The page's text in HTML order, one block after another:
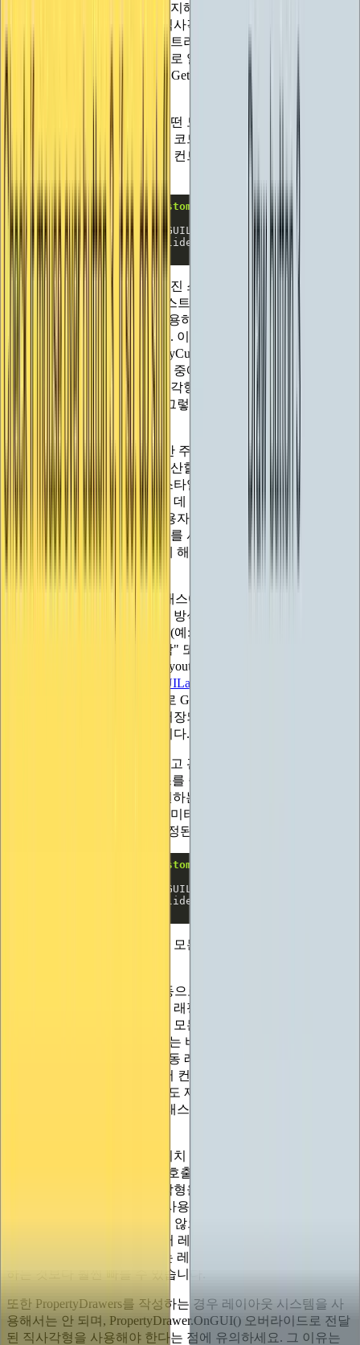
레이아웃 호출에 일관성을 유지해야 합니다. 그렇지 않으면 잘
못된 컨트롤에 대해 계산된 직사각형을 검색하게 됩니다. 또한
이벤트가 완료되고 레이아웃 트리가 처리될 때까지 IMGUI가
제공해야 하는 사각형을 실제로 알지 못하기 때문에 레이아웃
이벤트 중에 GUILayoutUtility.GetRect()가 반환하는 값은 쓸모
커스텀 슬라이더 컨트롤은 어떤 모습일까요? IMGUI에서 직사
각형을 가져오면 이미 작성한 코드를 호출하기만 하면 되므로
실제로 레이아웃 지원 버전의 컨트롤을 매우 쉽게 작성할 수
public static float MyCustomSlider float value
return
MyCustomSlider(position,
레이아웃 이벤트 중에는 주어진 스타일을 사용하여 빈 콘텐츠
(공간을 만들어야 할 특정 텍스트나 이미지가 없기 때문에 비
어 있는 상태)를 그리는 데 사용하고, 다른 이벤트 중에는 사용
할 실제 사각형을 검색합니다. 이것은 레이아웃 이벤트 중에
가짜 직사각형을 사용하여 MyCustomSlider를 호출한다는 것을
의미하지만, 레이아웃 이벤트 중에 GetControlID()에 대한 일반
적인 호출이 이루어지고 직사각형이 실제로 아무것도 사용되
지 않도록 하기 위해 여전히 그렇게 해야 한다는 것을 의미합
'비어 있는' 콘텐츠와 스타일만 주어졌을 때 IMGUI가 실제로
슬라이더의 크기를 어떻게 계산할 수 있는지 궁금할 것입니다.
필요한 모든 정보가 지정된 스타일에 의존하고 있으며, IMGUI
가 할당할 사각형을 계산하는 데 사용할 수 있기 때문에 정보
가 많지 않습니다. 하지만 사용자가 이를 제어할 수 있도록 하
거나 스타일에서 고정된 높이를 사용하되 사용자가 너비를 제
어할 수 있도록 하려면 어떻게 해야 할까요? 어떻게 할 수 있을
클래스에 있습니다. 이 클래스의 인
스턴스는 특정 사각형이 특정 방식으로 계산되어야 한다는 레
이아웃 시스템에 대한 지시문(예: "높이 30" 또는 "공간을 채우
기 위해 가로로 확장되어야 함" 또는 "너비가 20픽셀 이상이어
야 함")을 나타냅니다. GUILayout 클래스에서 팩토리 함수(
GUILayout.MinHeight(
하여 생성한 다음, 이를 배열로 GUILayoutUtility.GetRect()에 전
달합니다. 레이아웃 트리에 저장되며 레이아웃 이벤트가 끝날
때 트리가 처리될 때 고려됩니다.
사용자가 직접 배열을 생성하고 관리할 필요 없이 원하는 만큼
의 GUILayoutOption 인스턴스를 쉽게 제공할 수 있도록, C#
'params' 키워드를 활용하여 원하는 수의 파라미터를 전달하는
메서드를 호출하고 해당 파라미터가 자동으로 배열에 패킹되
도록 할 수 있습니다. 이제 수정된 슬라이더를 소개합니다:
MyCustomSlider
MyCustomSlider(position,
보시다시피, 사용자가 제공한 모든 것을 가져와서 GetRect에
여기서 사용한 접근 방식(수동으로 배치된 IMGUI 컨트롤 함
수를 자동 레이아웃 버전으로 래핑하는 방식)은 GUI 클래스에
내장된 컨트롤을 포함한 거의 모든 IMGUI 컨트롤에 적용됩니
클래스는 바로 이 접근 방식을 사용하여
GUI 클래스에서 컨트롤의 자동 레이아웃 버전을 제공합니다
(그리고 EditorGUI 클래스에서 컨트롤을 래핑하기 위해 해당
클래스도 제공합니다). 자체 IMGUI 컨
트롤을 빌드할 때 이 트윈 클래스 규칙을 따르는 것이 좋습니
또한 자동 레이아웃과 수동 위치 지정 컨트롤을 혼합하여 사용
할 수도 있습니다. GetRect를 호출하여 공간을 예약한 다음 자
체 계산을 수행하여 해당 사각형을 하위 사각형으로 분할한 다
음 여러 컨트롤을 그리는 데 사용할 수 있습니다. 레이아웃 시
스템은 컨트롤 ID를 사용하지 않으므로 레이아웃 사각형당 여
러 컨트롤(또는 컨트롤당 여러 레이아웃 사각형)이 있어도 아
무런 문제가 없습니다. 때로는 레이아웃 시스템을 완전히 사용
하는 것보다 훨씬 빠를 수 있습니다.
또한 PropertyDrawers를 작성하는 경우 레이아웃 시스템을 사
용해서는 안 되며, PropertyDrawer.OnGUI() 오버라이드로 전달
된 직사각형을 사용해야 한다는 점에 유의하세요. 그 이유는